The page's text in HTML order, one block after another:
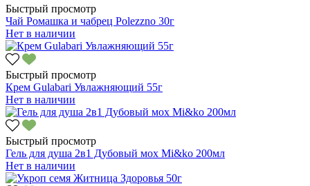
Быстрый просмотр
Чай Ромашка и чабрец Polezzno 30г
Нет в наличии
Быстрый просмотр
Крем Gulabari Увлажняющий 55г
Нет в наличии
Быстрый просмотр
Гель для душа 2в1 Дубовый мох Mi&ko 200мл
Нет в наличии